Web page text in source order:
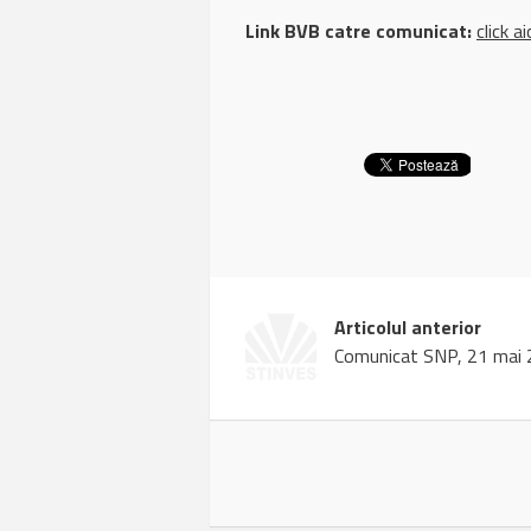
Link BVB catre comunicat:click
Articolul anterior
Comunicat SNP, 21 mai